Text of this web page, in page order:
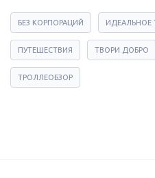
БЕЗ КОРПОРАЦИЙ ИДЕАЛЬНОЕ
ПУТЕШЕСТВИЯ ТВОРИ ДОБРО
ТРОЛЛЕОБЗОР